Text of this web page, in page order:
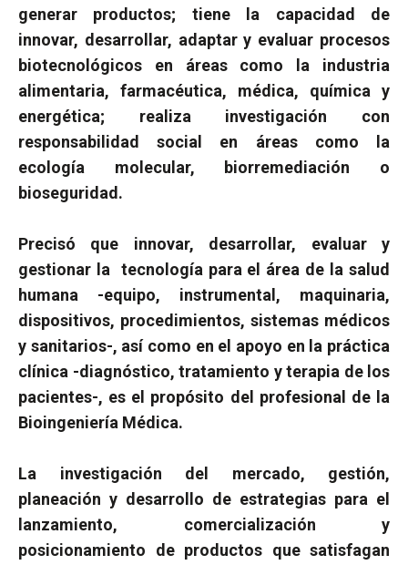
generar productos; tiene la capacidad de
innovar, desarrollar, adaptar y evaluar procesos
biotecnológicos en áreas como la industria
alimentaria, farmacéutica, médica, química y
energética; realiza investigación con
responsabilidad social en áreas como la
ecología molecular, biorremediación o
bioseguridad.
Precisó que innovar, desarrollar, evaluar y
gestionar la tecnología para el área de la salud
humana -equipo, instrumental, maquinaria,
dispositivos, procedimientos, sistemas médicos
y sanitarios-, así como en el apoyo en la práctica
clínica -diagnóstico, tratamiento y terapia de los
pacientes-, es el propósito del profesional de la
Bioingeniería Médica.
La investigación del mercado, gestión,
planeación y desarrollo de estrategias para el
lanzamiento, comercialización y
posicionamiento de productos que satisfagan